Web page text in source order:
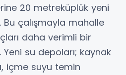
20 metreküplük yeni
çalışmayla mahalle
daha verimli bir
Yeni su depoları; kaynak
içme suyu temin